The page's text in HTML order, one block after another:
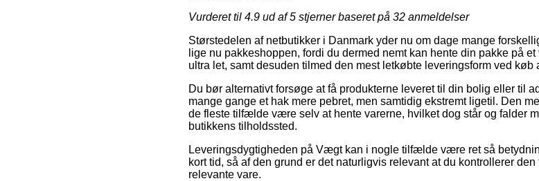
Vurderet til 4.9 ud af 5 stjerner baseret på 32 anmeldelser
Størstedelen af netbutikker i Danmark yder nu om dage mange
lige nu pakkeshoppen, fordi du dermed nemt kan hente din pakke på
ultra let, samt desuden tilmed den mest letkøbte leveringsform ved køb
Du bør alternativt forsøge at få produkterne leveret til din bolig eller til
mange gange et hak mere pebret, men samtidig ekstremt ligetil. Den
de fleste tilfælde være selv at hente varerne, hvilket dog står og falder
butikkens tilholdssted.
Leveringsdygtigheden på Vægt kan i nogle tilfælde være ret så
kort tid, så af den grund er det naturligvis relevant at du kontrollerer
relevante vare.